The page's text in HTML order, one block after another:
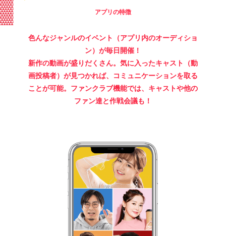
アプリの特徴
色んなジャンルのイベント（アプリ内のオーディショ
ン）が毎日開催！
新作の動画が盛りだくさん。気に入ったキャスト（動
画投稿者）が見つかれば、コミュニケーションを取る
ことが可能。ファンクラブ機能では、キャストや他の
ファン達と作戦会議も！